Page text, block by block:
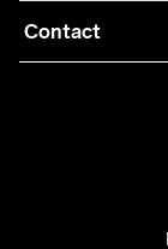
Collaborations
Retours
Contact